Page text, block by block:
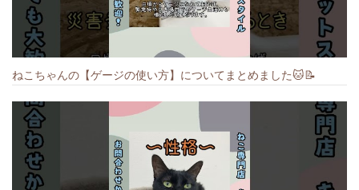
ねこちゃんの【ゲージの使い方】についてまとめました️🐱📝